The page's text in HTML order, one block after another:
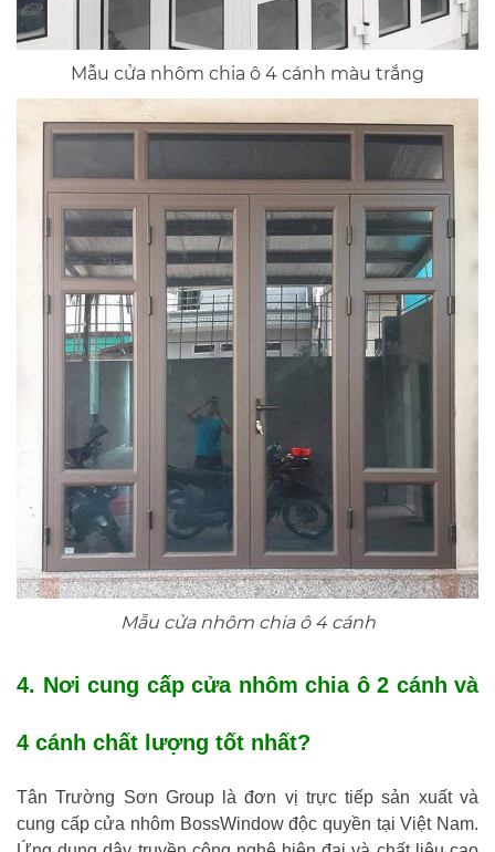
Mẫu cửa nhôm chia ô 4 cánh màu trắng
Mẫu cửa nhôm chia ô 4 cánh
4. Nơi cung cấp cửa nhôm chia ô 2 cánh và
4 cánh chất lượng tốt nhất?
Tân Trường Sơn Group là đơn vị trực tiếp sản xuất và
cung cấp cửa nhôm BossWindow độc quyền tại Việt Nam.